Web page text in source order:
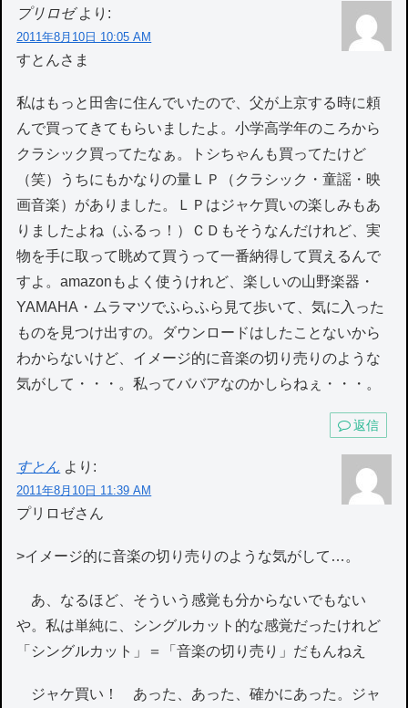
プリロゼ より:
2011年8月10日 10:05 AM
すとんさま
私はもっと田舎に住んでいたので、父が上京する時に頼
んで買ってきてもらいましたよ。小学高学年のころから
クラシック買ってたなぁ。トシちゃんも買ってたけど
（笑）うちにもかなりの量ＬＰ（クラシック・童謡・映
画音楽）がありました。ＬＰはジャケ買いの楽しみもあ
りましたよね（ふるっ！）ＣＤもそうなんだけれど、実
物を手に取って眺めて買うって一番納得して買えるんで
すよ。amazonもよく使うけれど、楽しいの山野楽器・
YAMAHA・ムラマツでふらふら見て歩いて、気に入った
ものを見つけ出すの。ダウンロードはしたことないから
わからないけど、イメージ的に音楽の切り売りのような
気がして・・・。私ってババアなのかしらねぇ・・・。
返信
すとん より:
2011年8月10日 11:39 AM
プリロゼさん
>イメージ的に音楽の切り売りのような気がして…。
あ、なるほど、そういう感覚も分からないでもない
や。私は単純に、シングルカット的な感覚だったけれど
「シングルカット」＝「音楽の切り売り」だもんねえ
ジャケ買い！ あった、あった、確かにあった。ジャ